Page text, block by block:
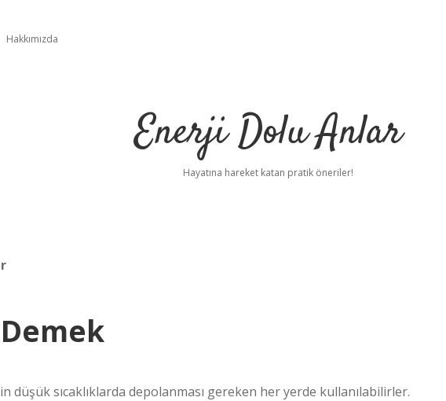
Hakkımızda
Enerji Dolu Anlar
Hayatına hareket katan pratik öneriler!
düşük sıcaklıklarda depolanması gereken her yerde kullanılabilirler.